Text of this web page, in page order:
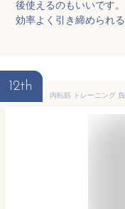
後使えるのもいいです
効率よく引き締められ
12th